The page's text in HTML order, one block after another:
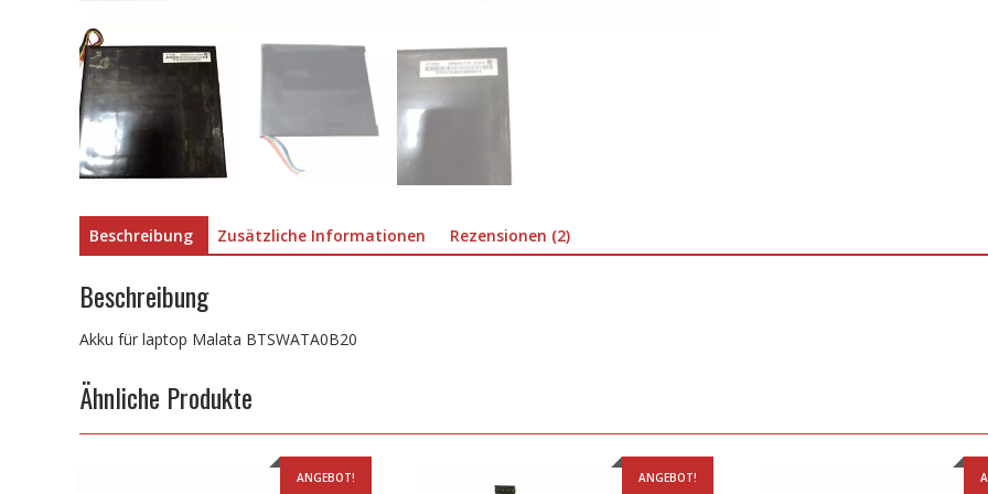
Beschreibung Zusätzliche Informationen Rezensionen (2)
Beschreibung
Akku für laptop Malata BTSWATA0B20
Ähnliche Produkte
ANGEBOT! ANGEBOT!